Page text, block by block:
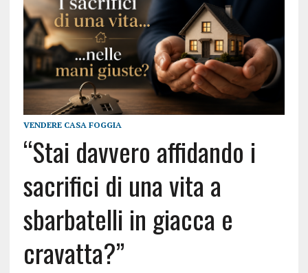
VENDERE CASA FOGGIA
“Stai davvero affidando i
sacrifici di una vita a
sbarbatelli in giacca e
cravatta?”